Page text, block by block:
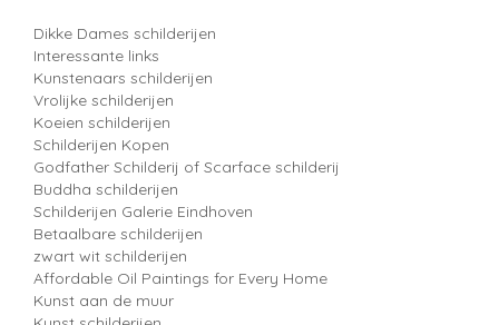
Dikke Dames schilderijen
Interessante links
Kunstenaars schilderijen
Vrolijke schilderijen
Koeien schilderijen
Schilderijen Kopen
Godfather Schilderij of Scarface schilderij
Buddha schilderijen
Schilderijen Galerie Eindhoven
Betaalbare schilderijen
zwart wit schilderijen
Affordable Oil Paintings for Every Home
Kunst aan de muur